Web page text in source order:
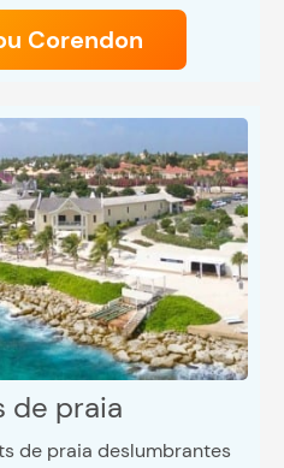
Corendon
de praia
de praia deslumbrantes